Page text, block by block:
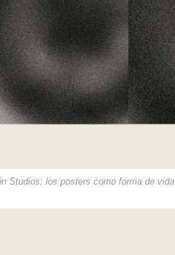
Studios: los posters como forma de vida